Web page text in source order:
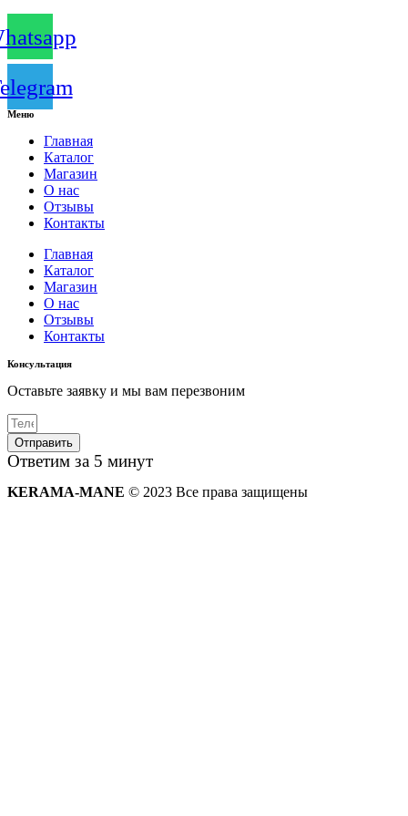
Меню
Главная
Каталог
Магазин
О нас
Отзывы
Контакты
Главная
Каталог
Магазин
О нас
Отзывы
Контакты
Консультация
Оставьте заявку и мы вам перезвоним
Отправить
Ответим за 5 минут
KERAMA-MANE © 2023 Все права защищены